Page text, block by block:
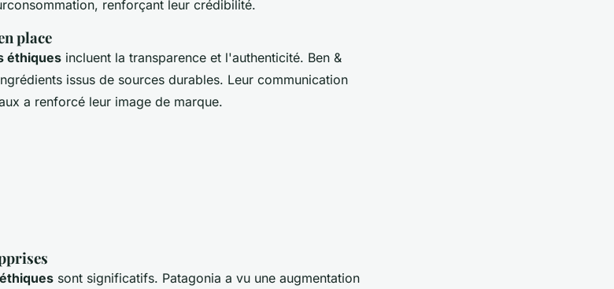
renforçant leur crédibilité.
place
éthiques incluent la transparence et l'authenticité. Ben &
issus de sources durables. Leur communication
a renforcé leur image de marque.
sont significatifs. Patagonia a vu une augmentation